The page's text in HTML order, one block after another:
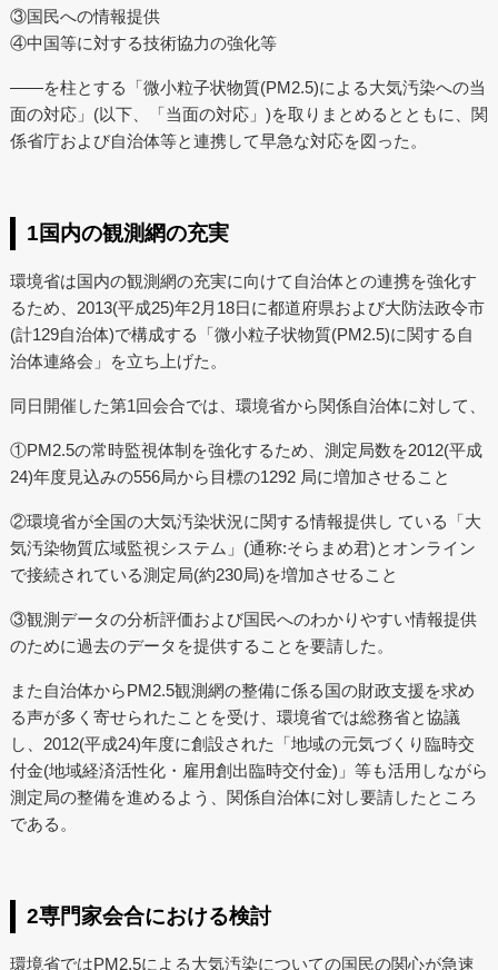
③国民への情報提供
④中国等に対する技術協力の強化等
――を柱とする「微小粒子状物質(PM2.5)による大気汚染への当
面の対応」(以下、「当面の対応」)を取りまとめるとともに、関
係省庁および自治体等と連携して早急な対応を図った。
1国内の観測網の充実
環境省は国内の観測網の充実に向けて自治体との連携を強化す
るため、2013(平成25)年2月18日に都道府県および大防法政令市
(計129自治体)で構成する「微小粒子状物質(PM2.5)に関する自
治体連絡会」を立ち上げた。
同日開催した第1回会合では、環境省から関係自治体に対して、
①PM2.5の常時監視体制を強化するため、測定局数を2012(平成
24)年度見込みの556局から目標の1292 局に増加させること
②環境省が全国の大気汚染状況に関する情報提供し ている「大
気汚染物質広域監視システム」(通称:そらまめ君)とオンライン
で接続されている測定局(約230局)を増加させること
③観測データの分析評価および国民へのわかりやすい情報提供
のために過去のデータを提供することを要請した。
また自治体からPM2.5観測網の整備に係る国の財政支援を求め
る声が多く寄せられたことを受け、環境省では総務省と協議
し、2012(平成24)年度に創設された「地域の元気づくり臨時交
付金(地域経済活性化・雇用創出臨時交付金)」等も活用しながら
測定局の整備を進めるよう、関係自治体に対し要請したところ
である。
2専門家会合における検討
環境省ではPM2.5による大気汚染についての国民の関心が急速